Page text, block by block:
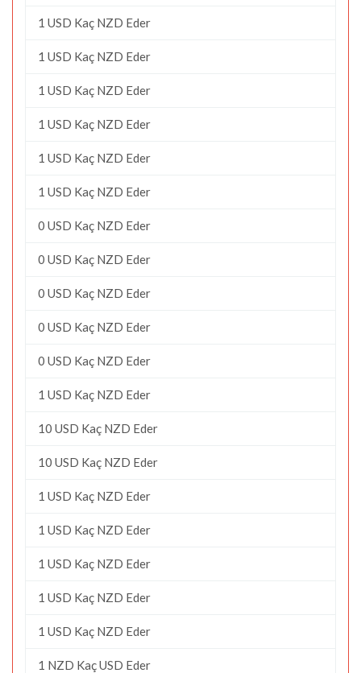
1 USD Kaç NZD Eder
1 USD Kaç NZD Eder
1 USD Kaç NZD Eder
1 USD Kaç NZD Eder
1 USD Kaç NZD Eder
1 USD Kaç NZD Eder
0 USD Kaç NZD Eder
0 USD Kaç NZD Eder
0 USD Kaç NZD Eder
0 USD Kaç NZD Eder
0 USD Kaç NZD Eder
1 USD Kaç NZD Eder
10 USD Kaç NZD Eder
10 USD Kaç NZD Eder
1 USD Kaç NZD Eder
1 USD Kaç NZD Eder
1 USD Kaç NZD Eder
1 USD Kaç NZD Eder
1 USD Kaç NZD Eder
1 NZD Kaç USD Eder